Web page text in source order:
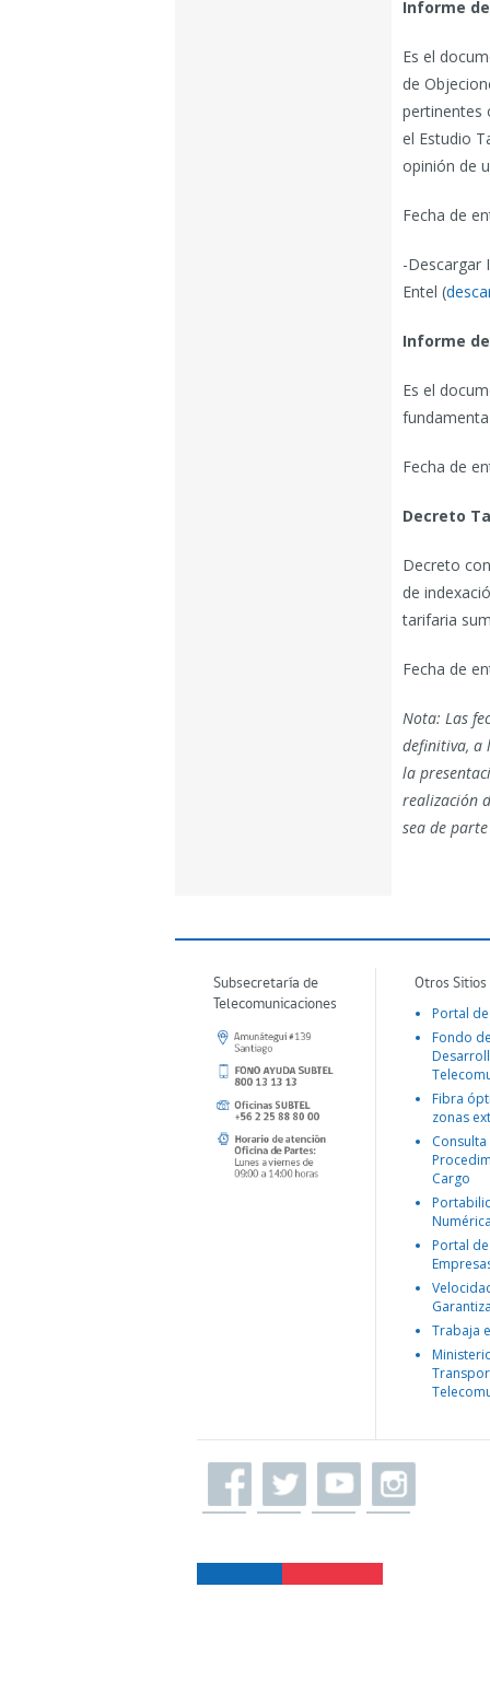
Informe
Es el
de
pertinentes
el Estudio
opinión de
Fecha de
-Descargar
Entel (
Informe
Es el
Fecha de
Decreto
Decreto
de
tarifaria
Fecha de
Nota: Las
definitiva, a
la
realización
sea de
Subsecretaría de
Telecomunicaciones
Otros
Portal
Fondo
Fibra
zonas
Consulta
Cargo
Portal
Trabaja